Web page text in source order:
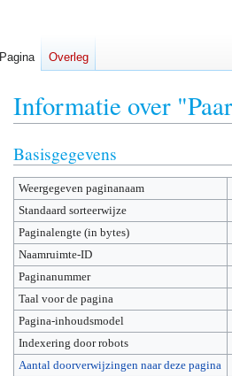
Informatie over
Naar
navigatie
springen
Naar
zoeken
springen
Basisgegevens
Weergegeven paginanaam
Standaard sorteerwijze
Paginalengte (in bytes)
Naamruimte-ID
Paginanummer
Taal voor de pagina
Pagina-inhoudsmodel
Indexering door robots
Aantal doorverwijzingen naar deze pagina
Pagina Overleg